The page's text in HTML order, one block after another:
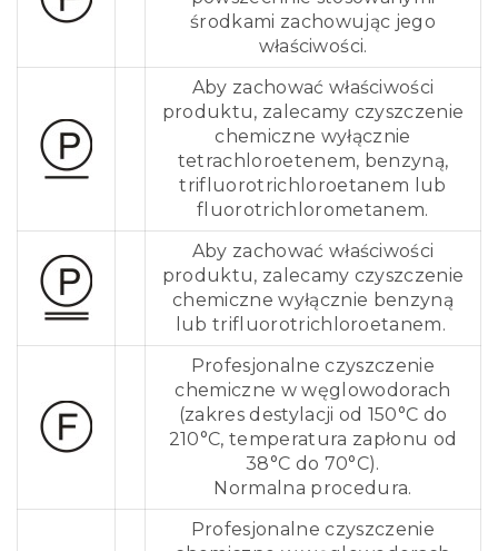
środkami zachowując jego
właściwości.
Aby zachować właściwości
produktu, zalecamy czyszczenie
chemiczne wyłącznie
tetrachloroetenem, benzyną,
trifluorotrichloroetanem lub
fluorotrichlorometanem.
Aby zachować właściwości
produktu, zalecamy czyszczenie
chemiczne wyłącznie benzyną
lub trifluorotrichloroetanem.
Profesjonalne czyszczenie
chemiczne w węglowodorach
(zakres destylacji od 150°C do
210°C, temperatura zapłonu od
38°C do 70°C).
Normalna procedura.
Profesjonalne czyszczenie